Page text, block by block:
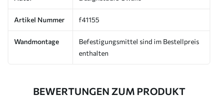
Artikel Nummer f41155
Wandmontage
Befestigungsmittel sind im Bestellpreis
enthalten
BEWERTUNGEN ZUM PRODUKT